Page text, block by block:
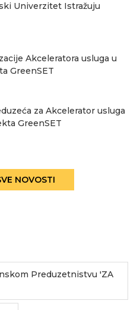
Univerzitet Istražuju
Akceleratora usluga u
GreenSET
za Akcelerator usluga
GreenSET
NOVOSTI
Preduzetnistvu 'ZA